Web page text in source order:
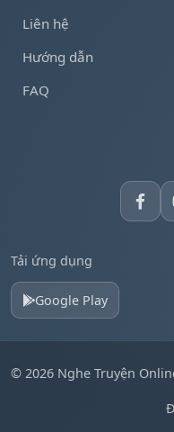
Liên hệ
Hướng dẫn
FAQ
Tải ứng dụng
Google Play
© 2026 Nghe Truyện